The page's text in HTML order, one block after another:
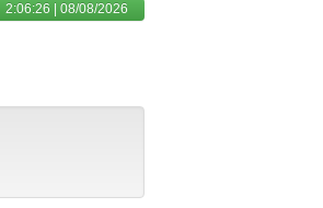
2:06:26 | 08/08/2026